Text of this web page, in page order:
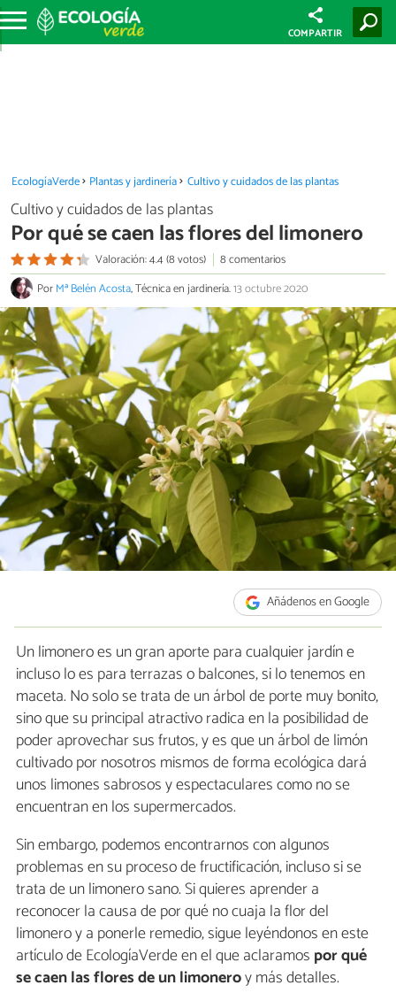
COMPARTIR
EcologíaVerde Plantas y jardinería Cultivo y cuidados de las plantas
Cultivo y cuidados de las plantas
Por qué se caen las flores del limonero
Valoración: 4.4 (8 votos)
8 comentarios
PorMª Belén Acosta, Técnica en jardinería.13 octubre 2020
Añádenos en Google
Un limonero es un gran aporte para cualquier jardín e
incluso lo es para terrazas o balcones, si lo tenemos en
maceta. No solo se trata de un árbol de porte muy bonito,
sino que su principal atractivo radica en la posibilidad de
poder aprovechar sus frutos, y es que un árbol de limón
cultivado por nosotros mismos de forma ecológica dará
unos limones sabrosos y espectaculares como no se
encuentran en los supermercados.
Sin embargo, podemos encontrarnos con algunos
problemas en su proceso de fructificación, incluso si se
trata de un limonero sano. Si quieres aprender a
reconocer la causa de por qué no cuaja la flor del
limonero y a ponerle remedio, sigue leyéndonos en este
artículo de EcologíaVerde en el que aclaramos por qué
se caen las flores de un limoneroy más detalles.